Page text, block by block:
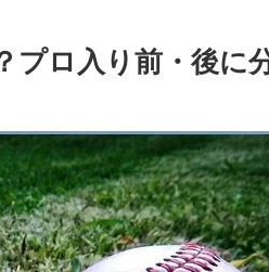
プロ入り前・後に